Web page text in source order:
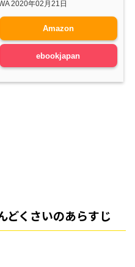
2020年02月21日
Amazon
ebookjapan
どくさいのあらすじ